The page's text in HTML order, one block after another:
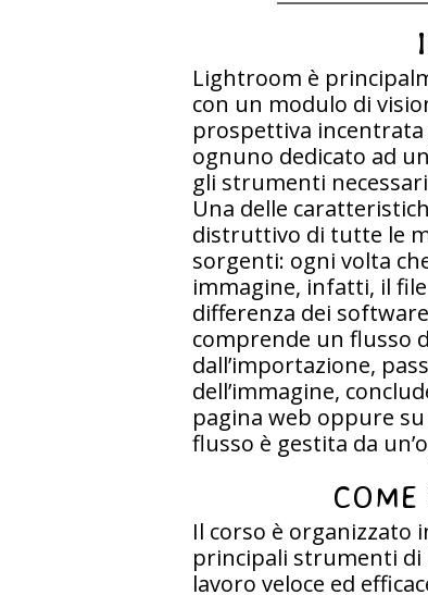
Lightroom è
con un modulo di
prospettiva incentrata
ognuno dedicato ad
gli strumenti
Una delle
distruttivo di tutte le
sorgenti: ogni volta
immagine, infatti, il
differenza dei
comprende un flusso
dall’importazione,
dell’immagine,
pagina web oppure
flusso è gestita da
Il corso è organizzato
principali strumenti
lavoro veloce ed